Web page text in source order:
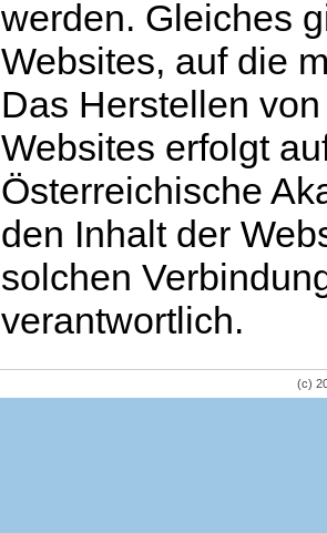
werden. Gleiches
Websites, auf die
Das Herstellen
Websites erfolgt
Österreichische
den Inhalt der
solchen
verantwortlich.
(c)